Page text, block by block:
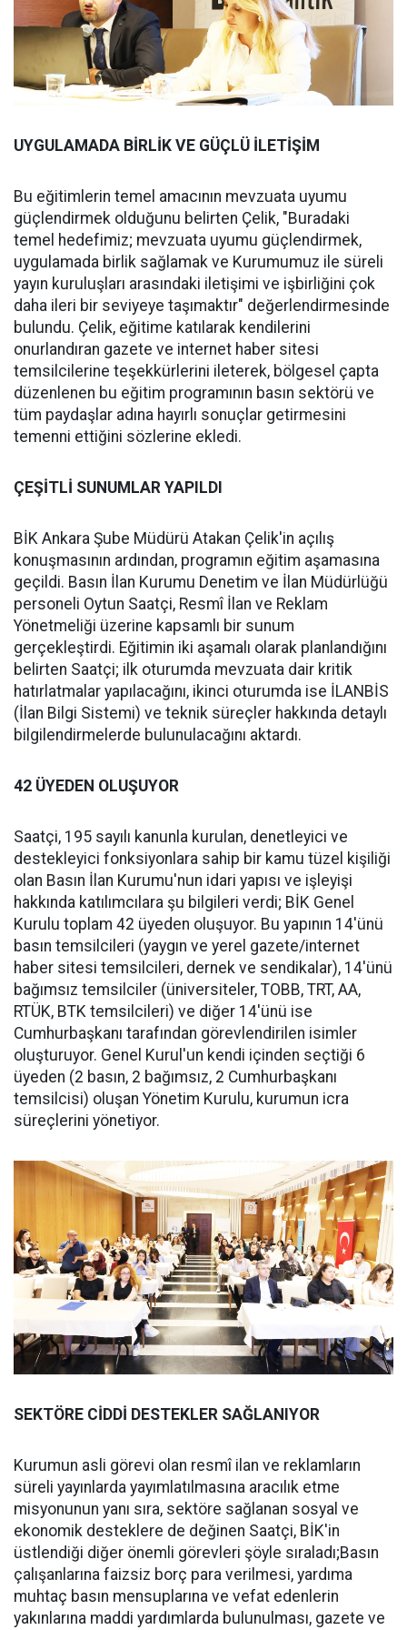
UYGULAMADA BİRLİK VE GÜÇLÜ İLETİŞİM
Bu eğitimlerin temel amacının mevzuata uyumu
güçlendirmek olduğunu belirten Çelik, "Buradaki
temel hedefimiz; mevzuata uyumu güçlendirmek,
uygulamada birlik sağlamak ve Kurumumuz ile süreli
yayın kuruluşları arasındaki iletişimi ve işbirliğini çok
daha ileri bir seviyeye taşımaktır" değerlendirmesinde
bulundu. Çelik, eğitime katılarak kendilerini
onurlandıran gazete ve internet haber sitesi
temsilcilerine teşekkürlerini ileterek, bölgesel çapta
düzenlenen bu eğitim programının basın sektörü ve
tüm paydaşlar adına hayırlı sonuçlar getirmesini
temenni ettiğini sözlerine ekledi.
ÇEŞİTLİ SUNUMLAR YAPILDI
BİK Ankara Şube Müdürü Atakan Çelik'in açılış
konuşmasının ardından, programın eğitim aşamasına
geçildi. Basın İlan Kurumu Denetim ve İlan Müdürlüğü
personeli Oytun Saatçi, Resmî İlan ve Reklam
Yönetmeliği üzerine kapsamlı bir sunum
gerçekleştirdi. Eğitimin iki aşamalı olarak planlandığını
belirten Saatçi; ilk oturumda mevzuata dair kritik
hatırlatmalar yapılacağını, ikinci oturumda ise İLANBİS
(İlan Bilgi Sistemi) ve teknik süreçler hakkında detaylı
bilgilendirmelerde bulunulacağını aktardı.
42 ÜYEDEN OLUŞUYOR
Saatçi, 195 sayılı kanunla kurulan, denetleyici ve
destekleyici fonksiyonlara sahip bir kamu tüzel kişiliği
olan Basın İlan Kurumu'nun idari yapısı ve işleyişi
hakkında katılımcılara şu bilgileri verdi; BİK Genel
Kurulu toplam 42 üyeden oluşuyor. Bu yapının 14'ünü
basın temsilcileri (yaygın ve yerel gazete/internet
haber sitesi temsilcileri, dernek ve sendikalar), 14'ünü
bağımsız temsilciler (üniversiteler, TOBB, TRT, AA,
RTÜK, BTK temsilcileri) ve diğer 14'ünü ise
Cumhurbaşkanı tarafından görevlendirilen isimler
oluşturuyor. Genel Kurul'un kendi içinden seçtiği 6
üyeden (2 basın, 2 bağımsız, 2 Cumhurbaşkanı
temsilcisi) oluşan Yönetim Kurulu, kurumun icra
süreçlerini yönetiyor.
SEKTÖRE CİDDİ DESTEKLER SAĞLANIYOR
Kurumun asli görevi olan resmî ilan ve reklamların
süreli yayınlarda yayımlatılmasına aracılık etme
misyonunun yanı sıra, sektöre sağlanan sosyal ve
ekonomik desteklere de değinen Saatçi, BİK'in
üstlendiği diğer önemli görevleri şöyle sıraladı;Basın
çalışanlarına faizsiz borç para verilmesi, yardıma
muhtaç basın mensuplarına ve vefat edenlerin
yakınlarına maddi yardımlarda bulunulması, gazete ve